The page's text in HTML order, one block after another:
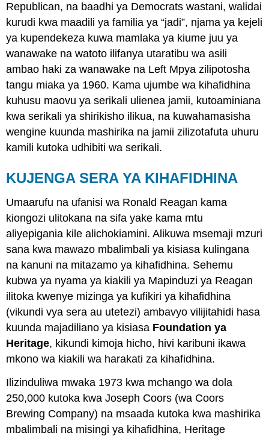
Republican, na baadhi ya Democrats wastani, walidai
kurudi kwa maadili ya familia ya “jadi”, njama ya kejeli
ya kupendekeza kuwa mamlaka ya kiume juu ya
wanawake na watoto ilifanya utaratibu wa asili
ambao haki za wanawake na Left Mpya zilipotosha
tangu miaka ya 1960. Kama ujumbe wa kihafidhina
kuhusu maovu ya serikali ulienea jamii, kutoaminiana
kwa serikali ya shirikisho ilikua, na kuwahamasisha
wengine kuunda mashirika na jamii zilizotafuta uhuru
kamili kutoka udhibiti wa serikali.
KUJENGA SERA YA KIHAFIDHINA
Umaarufu na ufanisi wa Ronald Reagan kama
kiongozi ulitokana na sifa yake kama mtu
aliyepigania kile alichokiamini. Alikuwa msemaji mzuri
sana kwa mawazo mbalimbali ya kisiasa kulingana
na kanuni na mitazamo ya kihafidhina. Sehemu
kubwa ya nyama ya kiakili ya Mapinduzi ya Reagan
ilitoka kwenye mizinga ya kufikiri ya kihafidhina
(vikundi vya sera au utetezi) ambavyo vilijitahidi hasa
kuunda majadiliano ya kisiasa Foundation ya
Heritage, kikundi kimoja hicho, hivi karibuni ikawa
mkono wa kiakili wa harakati za kihafidhina.
Ilizinduliwa mwaka 1973 kwa mchango wa dola
250,000 kutoka kwa Joseph Coors (wa Coors
Brewing Company) na msaada kutoka kwa mashirika
mbalimbali na misingi ya kihafidhina, Heritage